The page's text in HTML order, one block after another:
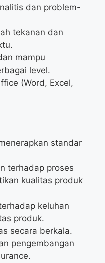
dan problem-
tekanan dan
mampu
level.
(Word, Excel,
standar
terhadap proses
kualitas produk
keluhan
produk.
secara berkala.
pengembangan